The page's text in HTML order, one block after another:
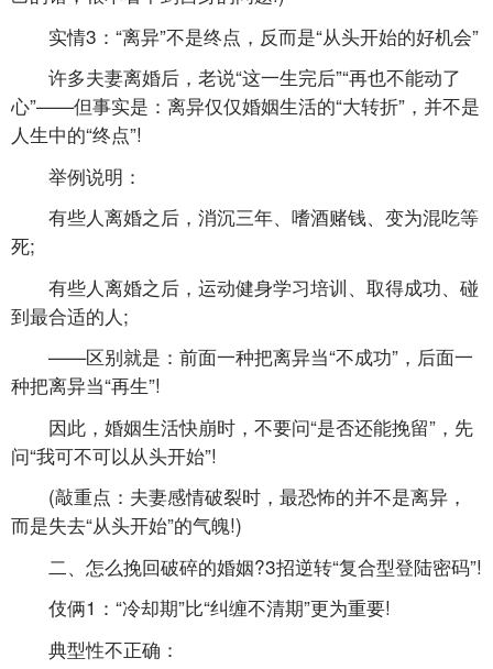
实情3：“离异”不是终点，反而是“从头开始的好机会”
许多夫妻离婚后，老说“这一生完后”“再也不能动了
心”——但事实是：离异仅仅婚姻生活的“大转折”，并不是
人生中的“终点”!
举例说明：
有些人离婚之后，消沉三年、嗜酒赌钱、变为混吃等
死;
有些人离婚之后，运动健身学习培训、取得成功、碰
到最合适的人;
——区别就是：前面一种把离异当“不成功”，后面一
种把离异当“再生”!
因此，婚姻生活快崩时，不要问“是否还能挽留”，先
问“我可不可以从头开始”!
(敲重点：夫妻感情破裂时，最恐怖的并不是离异，
而是失去“从头开始”的气魄!)
二、怎么挽回破碎的婚姻?3招逆转“复合型登陆密码”!
伎俩1：“冷却期”比“纠缠不清期”更为重要!
典型性不正确：